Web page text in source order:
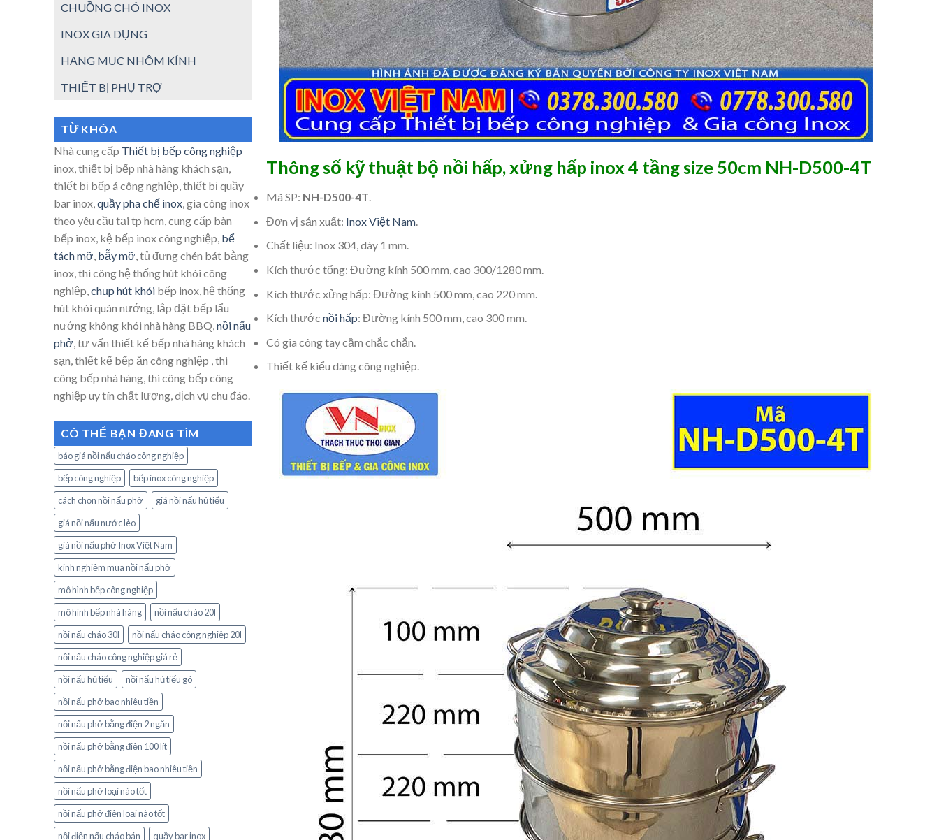
CHUỒNG CHÓ INOX
INOX GIA DỤNG
HẠNG MỤC NHÔM KÍNH
THIẾT BỊ PHỤ TRỢ
TỪ KHÓA
Nhà cung cấp Thiết bị bếp công nghiệp
inox, thiết bị bếp nhà hàng khách sạn,
thiết bị bếp á công nghiệp, thiết bị quầy
bar inox,quầy pha chế inox, gia công inox
theo yêu cầu tại tp hcm, cung cấp bàn
bếp inox, kệ bếp inox công nghiệp, bể
tách mỡ, bẫy mỡ, tủ đựng chén bát bằng
inox, thi công hệ thống hút khói công
nghiệp,chụp hút khói bếp inox, hệ thống
hút khói quán nướng, lắp đặt bếp lẩu
nướng không khói nhà hàng BBQ,nồi nấu
phở, tư vấn thiết kế bếp nhà hàng khách
sạn, thiết kế bếp ăn công nghiệp , thi
công bếp nhà hàng, thi công bếp công
nghiệp uy tín chất lượng, dịch vụ chu đáo.
CÓ THỂ BẠN ĐANG TÌM
báo giá nồi nấu cháo công nghiệp
bếp công nghiệp
bếp inox công nghiệp
cách chọn nồi nấu phở
giá nồi nấu hủ tiếu
giá nồi nấu nước lèo
giá nồi nấu phở Inox Việt Nam
kinh nghiệm mua nồi nấu phở
mô hình bếp công nghiệp
mô hình bếp nhà hàng
nồi nấu cháo 20l
nồi nấu cháo 30l
nồi nấu cháo công nghiệp 20l
nồi nấu cháo công nghiệp giá rẻ
nồi nấu hủ tiếu
nồi nấu hủ tiếu gõ
nồi nấu phở bao nhiêu tiền
nồi nấu phở bằng điện 2 ngăn
nồi nấu phở bằng điện 100 lít
nồi nấu phở bằng điện bao nhiêu tiền
nồi nấu phở loại nào tốt
nồi nấu phở điện loại nào tốt
nồi điện nấu cháo bán
quầy bar inox
Thông số kỹ thuật bộ nồi hấp, xửng hấp inox 4 tầng size 50cm NH-D500-4T
Mã SP: NH-D500-4T.
Đơn vị sản xuất: Inox Việt Nam.
Chất liệu: Inox 304, dày 1 mm.
Kích thước tổng: Đường kính 500 mm, cao 300/1280 mm.
Kích thước xửng hấp: Đường kính 500 mm, cao 220 mm.
Kích thước nồi hấp: Đường kính 500 mm, cao 300 mm.
Có gia công tay cầm chắc chắn.
Thiết kế kiểu dáng công nghiệp.